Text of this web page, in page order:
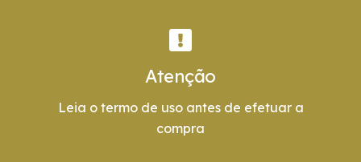
Atenção
Leia o termo de uso antes de efetuar a
compra